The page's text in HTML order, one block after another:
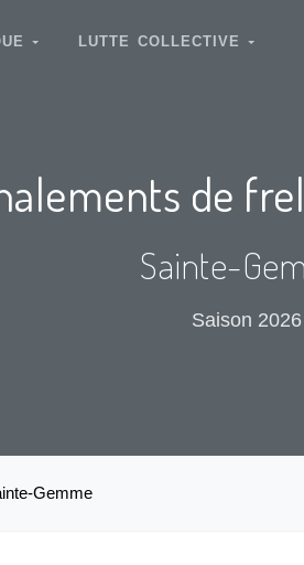
LUTTE COLLECTIVE
de
Sainte-
Saison 2026
Gemme